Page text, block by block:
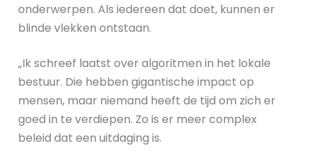
onderwerpen. Als iedereen dat doet, kunnen er
blinde vlekken ontstaan.
„Ik schreef laatst over algoritmen in het lokale
bestuur. Die hebben gigantische impact op
mensen, maar niemand heeft de tijd om zich er
goed in te verdiepen. Zo is er meer complex
beleid dat een uitdaging is.